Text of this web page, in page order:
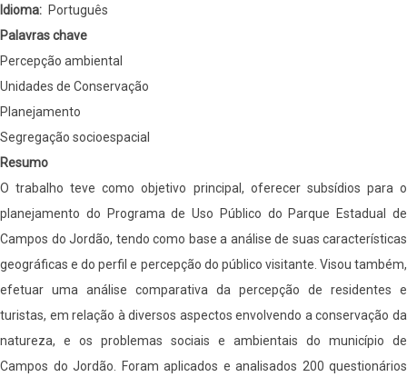
como
subsídio
ao
planejamento
e
manejo
Parque
Estadual
de
Campos
do
Jordão
(SP).
Idioma
Português
Palavras chave
Percepção ambiental
Unidades de Conservação
Planejamento
Segregação socioespacial
Resumo
O trabalho teve como objetivo principal, oferecer subsídios para o
planejamento do Programa de Uso Público do Parque Estadual de
Campos do Jordão, tendo como base a análise de suas características
geográficas e do perfil e percepção do público visitante. Visou também,
efetuar uma análise comparativa da percepção de residentes e
turistas, em relação à diversos aspectos envolvendo a conservação da
natureza, e os problemas sociais e ambientais do município de
Campos do Jordão. Foram aplicados e analisados 200 questionários